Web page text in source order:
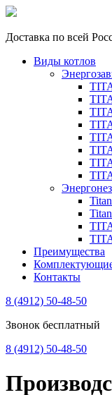
Доставка по всей
Виды котлов
Преимущества
Контакты
8 (4912) 50-48-50
Звонок бесплатный
8 (4912) 50-48-50